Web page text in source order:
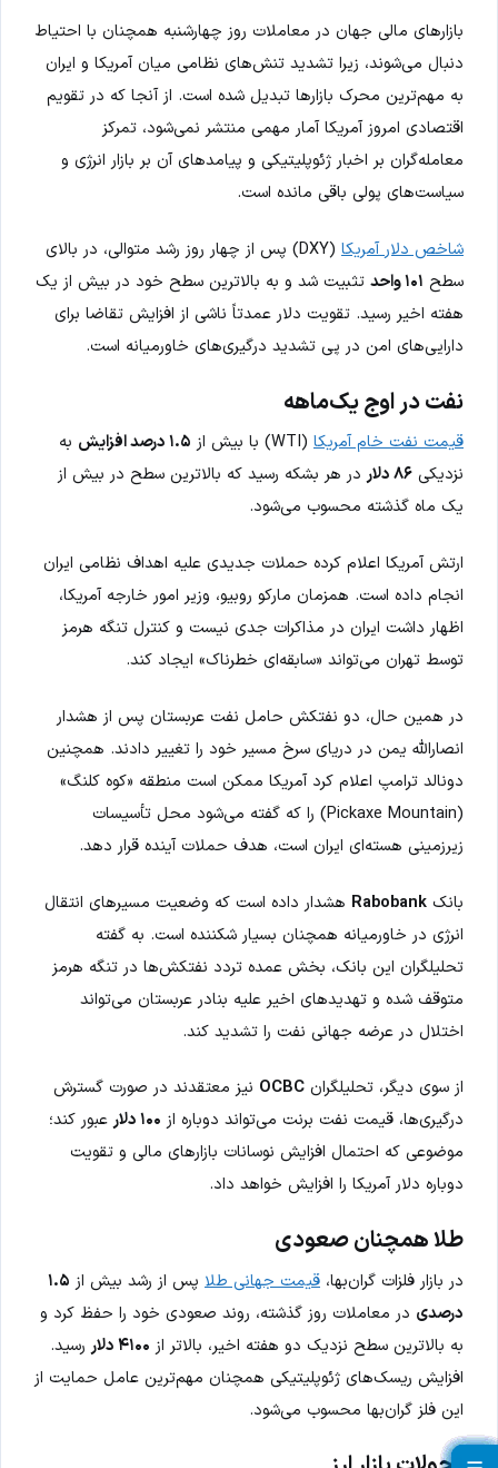
بازارهای مالی جهان در معاملات روز چهارشنبه همچنان با احتیاط
دنبال می‌شوند، زیرا تشدید تنش‌های نظامی میان آمریکا و ایران
به مهم‌ترین محرک بازارها تبدیل شده است. از آنجا که در تقویم
اقتصادی امروز آمریکا آمار مهمی منتشر نمی‌شود، تمرکز
معامله‌گران بر اخبار ژئوپلیتیکی و پیامدهای آن بر بازار انرژی و
سیاست‌های پولی باقی مانده است.
شاخص دلار آمریکا
(DXY) پس از چهار روز رشد متوالی، در بالای
سطح ۱۰۱ واحد
تثبیت شد و به بالاترین سطح خود در بیش از یک
هفته اخیر رسید. تقویت دلار عمدتاً ناشی از افزایش تقاضا برای
دارایی‌های امن در پی تشدید درگیری‌های خاورمیانه است.
نفت در اوج یک‌ماهه
قیمت نفت خام آمریکا (WTI) با بیش از ۱.۵ درصد افزایش
به
نزدیکی ۸۶ دلار
در هر بشکه رسید که بالاترین سطح در بیش از
یک ماه گذشته محسوب می‌شود.
ارتش آمریکا اعلام کرده حملات جدیدی علیه اهداف نظامی ایران
انجام داده است. همزمان مارکو روبیو، وزیر امور خارجه آمریکا،
اظهار داشت ایران در مذاکرات جدی نیست و کنترل تنگه هرمز
توسط تهران می‌تواند «سابقه‌ای خطرناک» ایجاد کند.
در همین حال، دو نفتکش حامل نفت عربستان پس از هشدار
انصارالله یمن در دریای سرخ مسیر خود را تغییر دادند. همچنین
دونالد ترامپ اعلام کرد آمریکا ممکن است منطقه «کوه کلنگ»
(Pickaxe Mountain) را که گفته می‌شود محل تأسیسات
زیرزمینی هسته‌ای ایران است، هدف حملات آینده قرار دهد.
بانک Rabobank هشدار داده است که وضعیت مسیرهای انتقال
انرژی در خاورمیانه همچنان بسیار شکننده است. به گفته
تحلیلگران این بانک، بخش عمده تردد نفتکش‌ها در تنگه هرمز
متوقف شده و تهدیدهای اخیر علیه بنادر عربستان می‌تواند
اختلال در عرضه جهانی نفت را تشدید کند.
از سوی دیگر، تحلیلگران OCBC نیز معتقدند در صورت گسترش
درگیری‌ها، قیمت نفت برنت می‌تواند دوباره از ۱۰۰ دلار
عبور کند؛
موضوعی که احتمال افزایش نوسانات بازارهای مالی و تقویت
دوباره دلار آمریکا را افزایش خواهد داد.
طلا همچنان صعودی
در بازار فلزات گران‌بها، قیمت جهانی طلا پس از رشد بیش از ۱.۵
درصدی در معاملات روز گذشته، روند صعودی خود را حفظ کرد و
به بالاترین سطح نزدیک دو هفته اخیر، بالاتر از ۴۱۰۰ دلار
رسید.
افزایش ریسک‌های ژئوپلیتیکی همچنان مهم‌ترین عامل حمایت از
این فلز گران‌بها محسوب می‌شود.